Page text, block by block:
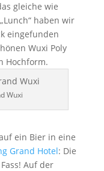
gleiche wie
haben wir
eingefunden
Wuxi Poly
Hochform.
Wuxi
ein Bier in eine
Grand Hotel: Die
Auf der